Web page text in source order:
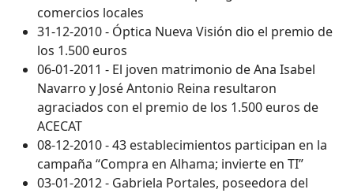
comercios locales
31-12-2010 - Óptica Nueva Visión dio el premio de
los 1.500 euros
06-01-2011 - El joven matrimonio de Ana Isabel
Navarro y José Antonio Reina resultaron
agraciados con el premio de los 1.500 euros de
ACECAT
08-12-2010 - 43 establecimientos participan en la
campaña “Compra en Alhama; invierte en TI”
03-01-2012 - Gabriela Portales, poseedora del